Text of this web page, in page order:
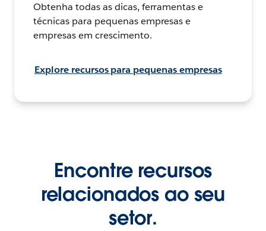
Obtenha todas as dicas, ferramentas e
técnicas para pequenas empresas e
empresas em crescimento.
Explore recursos para pequenas empresas
Encontre recursos
relacionados ao seu
setor.